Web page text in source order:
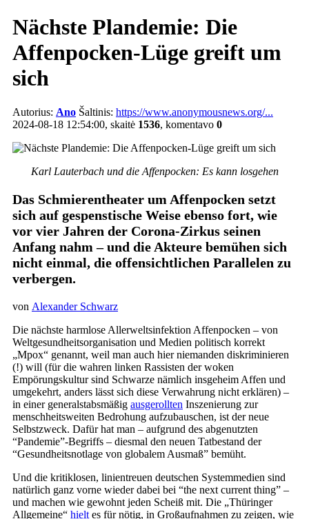
Nächste Plandemie: Die
Affenpocken-Lüge greift um
sich
Autorius: Ano Šaltinis: https://www.anonymousnews.org/...
2024-08-18 12:54:00, skaitė 1536, komentavo 0
Karl Lauterbach und die Affenpocken: Es kann losgehen
Das Schmierentheater um Affenpocken setzt
sich auf gespenstische Weise ebenso fort, wie
vor vier Jahren der Corona-Zirkus seinen
Anfang nahm – und die Akteure bemühen sich
nicht einmal, die offensichtlichen Parallelen zu
verbergen.
von Alexander Schwarz
Die nächste harmlose Allerweltsinfektion Affenpocken – von
Weltgesundheitsorganisation und Medien politisch korrekt
„Mpox“ genannt, weil man auch hier niemanden diskriminieren
(!) will (für die wahren linken Rassisten der woken
Empörungskultur sind Schwarze nämlich insgeheim Affen und
umgekehrt, anders lässt sich diese Verwahrung nicht erklären) –
in einer generalstabsmäßig ausgerollten Inszenierung zur
menschheitsweiten Bedrohung aufzubauschen, ist der neue
Selbstzweck. Dafür hat man – aufgrund des abgenutzten
“Pandemie”-Begriffs – diesmal den neuen Tatbestand der
“Gesundheitsnotlage von globalem Ausmaß” bemüht.
Und die kritiklosen, linientreuen deutschen Systemmedien sind
natürlich ganz vorne wieder dabei bei “the next current thing” –
und machen wie gewohnt jeden Scheiß mit. Die „Thüringer
Allgemeine“ hielt es für nötig, in Großaufnahmen zu zeigen, wie